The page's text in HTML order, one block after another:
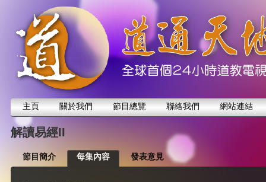
主頁 關於我們 節目總覽 聯絡我們 網站連結
解讀易經II
節目簡介 每集內容 發表意見